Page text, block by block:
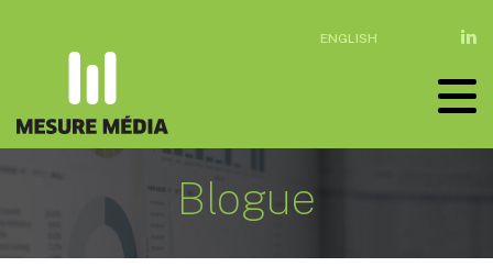
ENGLISH
Blogue